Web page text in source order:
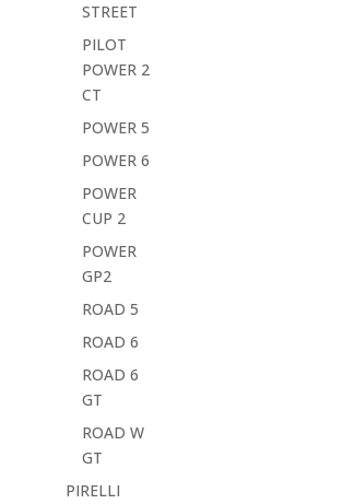
STREET
PILOT
POWER 2
CT
POWER 5
POWER 6
POWER
CUP 2
POWER
GP2
ROAD 5
ROAD 6
ROAD 6
GT
ROAD W
GT
PIRELLI